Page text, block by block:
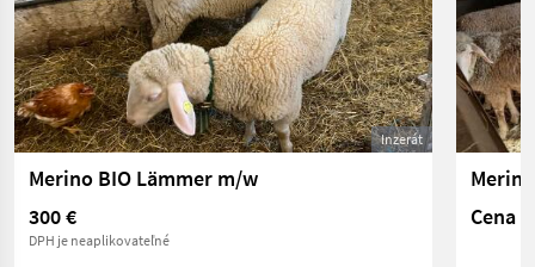
Inzerát
Merino BIO Lämmer m/w
300 €
DPH je neaplikovateľné
Cena